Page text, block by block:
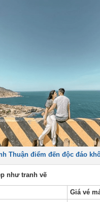
Thuận điểm đến độc đáo
như tranh vẽ
Giá vé